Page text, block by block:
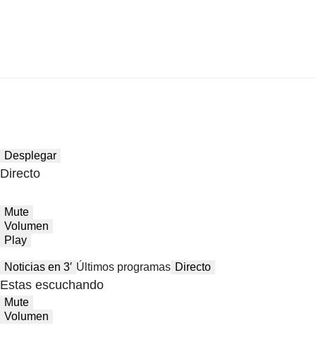
Desplegar
Directo
Mute
Volumen
Play
Noticias en 3′ Últimos programas Directo
Estas escuchando
Mute
Volumen